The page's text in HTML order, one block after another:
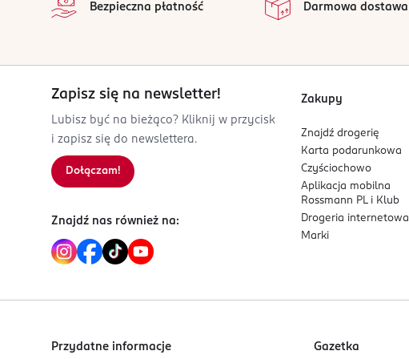
onlinerelations@beiersdorf.com
00494049090
DE-Niemcy
Kod EAN
5 900017 099163
Bezpieczna płatność Darmowa dostawa
Zapisz się na newsletter!
Lubisz być na bieżąco? Kliknij w przycisk
i zapisz się do newslettera.
Dołączam!
Znajdź nas również na:
Zakupy
Znajdź drogerię
Karta podarunkowa
Czyściochowo
Aplikacja mobilna
Rossmann PL i Klub
Drogeria internetowa
Marki
Przydatne informacje Gazetka